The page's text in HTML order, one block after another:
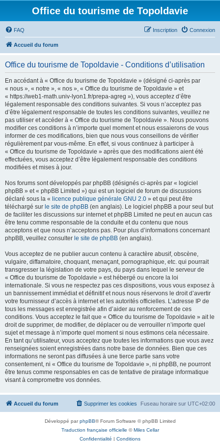
Office du tourisme de Topoldavie
FAQ Connexion
Inscription
Accueil du forum
Office du tourisme de Topoldavie - Conditions d’utilisation
En accédant à « Office du tourisme de Topoldavie » (désigné ci-après par
« nous », « notre », « nos », « Office du tourisme de Topoldavie » et
« https://web1-math.univ-lyon1.fr/prepa-agreg »), vous acceptez d’être
légalement responsable des conditions suivantes. Si vous n’acceptez pas
d’être légalement responsable de toutes les conditions suivantes, veuillez ne
pas utiliser et accéder à « Office du tourisme de Topoldavie ». Nous pouvons
modifier ces conditions à n’importe quel moment et nous essaierons de vous
informer de ces modifications, bien que nous vous conseillons de vérifier
régulièrement par vous-même. En effet, si vous continuez à participer à
« Office du tourisme de Topoldavie » après que des modifications aient été
effectuées, vous acceptez d’être légalement responsable des conditions
modifiées et mises à jour.
Nos forums sont développés par phpBB (désignés ci-après par « logiciel
phpBB » et « phpBB Limited ») qui est un logiciel de forum de discussions
déclaré sous la « licence publique générale GNU 2.0 » et qui peut être
téléchargé sur le site de phpBB (en anglais). Le logiciel phpBB a pour seul but
de faciliter les discussions sur internet et phpBB Limited ne peut en aucun cas
être tenu comme responsable de la conduite et du contenu que nous
acceptons et que nous n’acceptons pas. Pour plus d’informations concernant
phpBB, veuillez consulter le site de phpBB (en anglais).
Vous acceptez de ne publier aucun contenu à caractère abusif, obscène,
vulgaire, diffamatoire, choquant, menaçant, pornographique, etc. qui pourrait
transgresser la législation de votre pays, du pays dans lequel le serveur de
« Office du tourisme de Topoldavie » est hébergé ou encore la loi
internationale. Si vous ne respectez pas ces dispositions, vous vous exposez à
un bannissement immédiat et définitif et nous nous réservons le droit d’avertir
votre fournisseur d’accès à internet et les autorités officielles. L’adresse IP de
tous les messages est enregistrée afin d’aider au renforcement de ces
conditions. Vous acceptez le fait que « Office du tourisme de Topoldavie » ait le
droit de supprimer, de modifier, de déplacer ou de verrouiller n’importe quel
sujet et message à n’importe quel moment si nous estimons cela nécessaire.
En tant qu’utilisateur, vous acceptez que toutes les informations que vous avez
renseignées soient enregistrées dans notre base de données. Bien que ces
informations ne seront pas diffusées à une tierce partie sans votre
consentement, ni « Office du tourisme de Topoldavie », ni phpBB, ne pourront
être tenus comme responsables en cas de tentative de piratage informatique
visant à compromettre vos données.
Accueil du forum Fuseau horaire sur UTC+02:00
Supprimer les cookies
Développé parphpBB® Forum Software © phpBB Limited
Traduction française officielle ©Miles Cellar
Confidentialité | Conditions